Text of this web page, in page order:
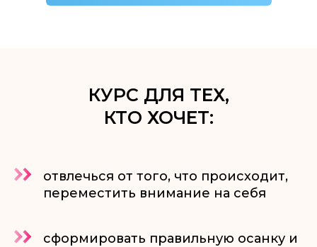
КУРС ДЛЯ ТЕХ,
КТО ХОЧЕТ:
отвлечься от того, что происходит,
переместить внимание на себя
сформировать правильную осанку и